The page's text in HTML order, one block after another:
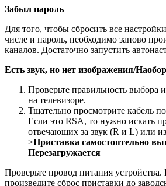
Забыл пароль
Для того, чтобы сбросить все
числе и пароль, необходимо заново
каналов. Достаточно запустить
Есть звук, но нет изображения/
Проверьте правильность выбора
на телевизоре.
Тщательно просмотрите кабель
Если это RSA, то нужно искать
отвечающих за звук (R и L) или
>Приставка самостоятельно
Перезагружается
Проверьте провод питания
произведите сброс приставки до